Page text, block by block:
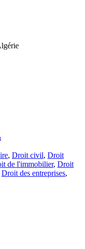
, Droit civil, Droit
de l'immobilier, Droit
Droit des entreprises,